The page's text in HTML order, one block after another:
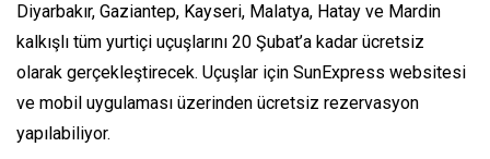
Diyarbakır, Gaziantep, Kayseri, Malatya, Hatay ve Mardin
kalkışlı tüm yurtiçi uçuşlarını 20 Şubat’a kadar ücretsiz
olarak gerçekleştirecek. Uçuşlar için SunExpress websitesi
ve mobil uygulaması üzerinden ücretsiz rezervasyon
yapılabiliyor.